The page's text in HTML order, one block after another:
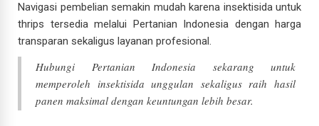
Navigasi pembelian semakin mudah karena insektisida untuk
thrips tersedia melalui Pertanian Indonesia dengan harga
transparan sekaligus layanan profesional.
Hubungi Pertanian Indonesia sekarang untuk
memperoleh insektisida unggulan sekaligus raih hasil
panen maksimal dengan keuntungan lebih besar.